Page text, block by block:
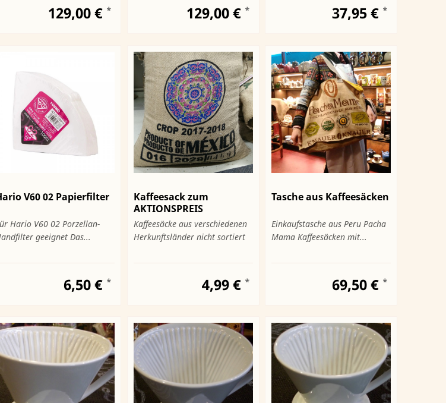
129,00 € * 129,00 € * 37,95 € *
V60 02 Papierfilter
Hario V60 02 Porzellan-
geeignet Das...
6,50 € *
Kaffeesack zum
AKTIONSPREIS
Kaffeesäcke aus verschiedenen
Herkunftsländer nicht sortiert
4,99 € *
Tasche aus Kaffeesäcken
Einkaufstasche aus Peru Pacha
Mama Kaffeesäcken mit...
69,50 € *